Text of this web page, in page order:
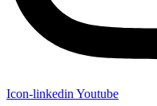
Icon-linkedin Youtube